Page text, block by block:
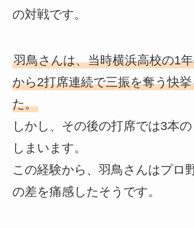
の対戦です。
羽鳥さんは、当時横浜高校の1
から2打席連続で三振を奪う快
た。
しかし、その後の打席では3本
しまいます。
この経験から、羽鳥さんはプロ
の差を痛感したそうです。